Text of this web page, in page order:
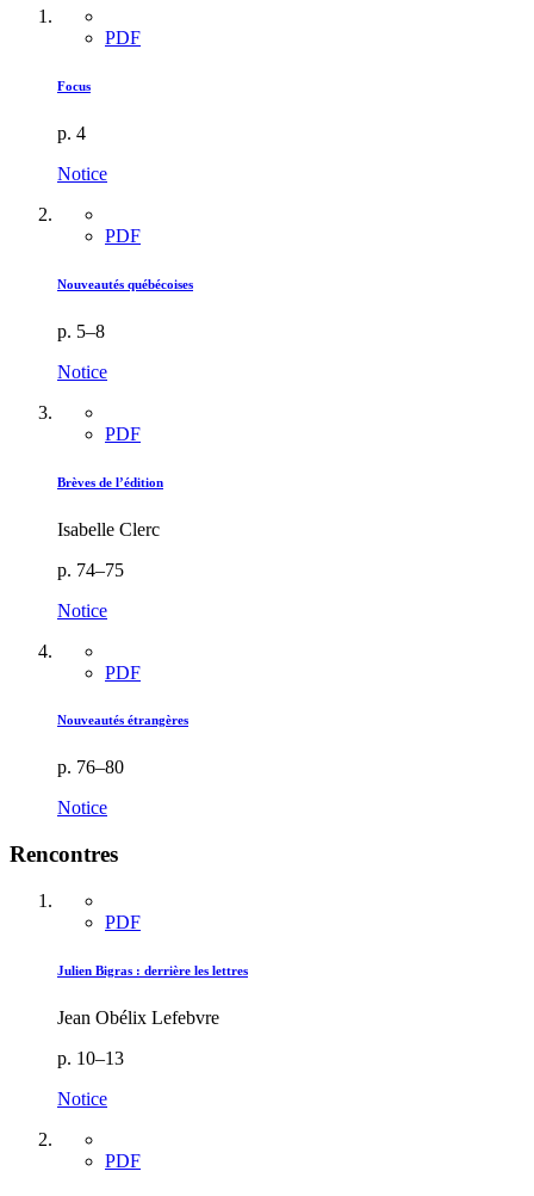
PDF
Focus
p. 4
Notice
PDF
Nouveautés québécoises
p. 5–8
Notice
PDF
Brèves de l’édition
Isabelle Clerc
p. 74–75
Notice
PDF
Nouveautés étrangères
p. 76–80
Notice
Rencontres
PDF
Julien Bigras : derrière les lettres
Jean Obélix Lefebvre
p. 10–13
Notice
PDF